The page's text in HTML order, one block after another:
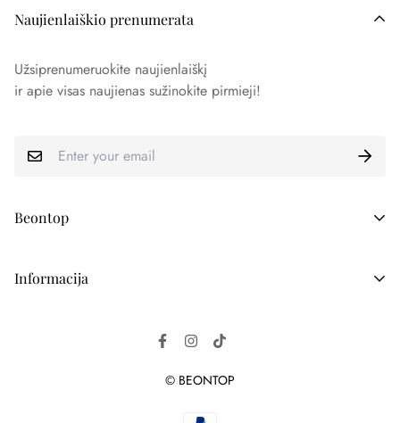
Naujienlaiškio prenumerata
Užsiprenumeruokite naujienlaiškį
ir apie visas naujienas sužinokite pirmieji!
Beontop
Žurnalų maketai
Informacija
© BEONTOP